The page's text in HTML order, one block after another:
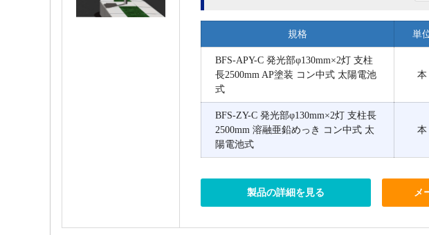
規格 単
BFS-APY-C 発光部φ130mm×2灯 支柱
長2500mm AP塗装 コン中式 太陽電池
式
本
BFS-ZY-C 発光部φ130mm×2灯 支柱長
2500mm 溶融亜鉛めっき コン中式 太
陽電池式
本
製品の詳細を見る メ